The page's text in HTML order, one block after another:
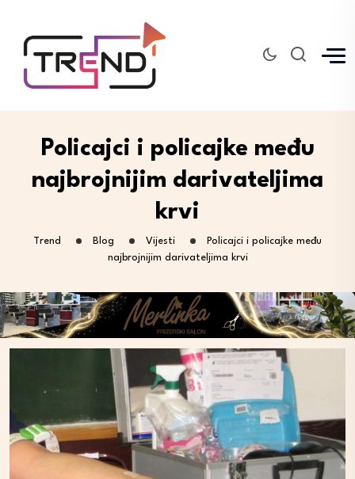
Policajci i policajke među
najbrojnijim darivateljima
krvi
Trend Blog Vijesti
Policajci i policajke među
najbrojnijim darivateljima krvi